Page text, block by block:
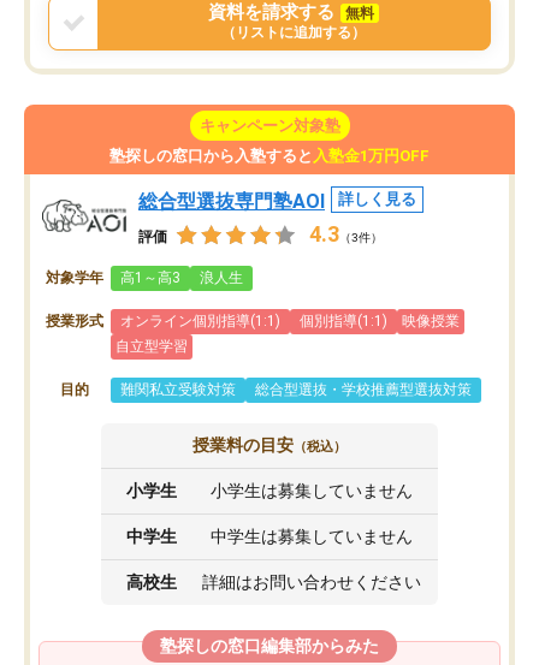
資料を請求する
無料
（リストに追加する）
キャンペーン対象塾
塾探しの窓口から入塾すると 入塾金1万円OFF
総合型選抜専門塾AOI 詳しく見る
評価 4.3 （3件）
対象学年 高1～高3 浪人生
授業形式 オンライン個別指導(1:1) 個別指導(1:1)
映像授業
自立型学習
目的 難関私立受験対策 総合型選抜・学校推薦型選抜対策
授業料の目安 （税込）
小学生 小学生は募集していません
中学生 中学生は募集していません
高校生 詳細はお問い合わせください
塾探しの窓口編集部からみた